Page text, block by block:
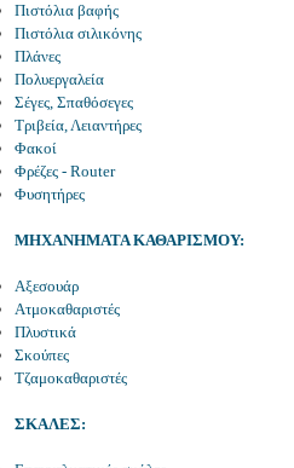
Πιστόλια βαφής
Πιστόλια σιλικόνης
Πλάνες
Πολυεργαλεία
Σέγες, Σπαθόσεγες
Τριβεία, Λειαντήρες
Φακοί
Φρέζες - Router
Φυσητήρες
ΜΗΧΑΝΗΜΑΤΑ ΚΑΘΑΡΙΣΜΟΥ:
Αξεσουάρ
Ατμοκαθαριστές
Πλυστικά
Σκούπες
Τζαμοκαθαριστές
ΣΚΑΛΕΣ: